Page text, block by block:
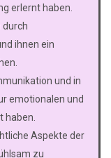
erlernt haben.
durch
ihnen ein
und in
emotionalen und
Aspekte der
zu